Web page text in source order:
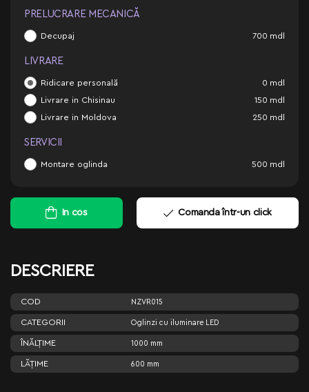
PRELUCRARE MECANICĂ
Decupaj 700 mdl
LIVRARE
Ridicare personală 0 mdl
Livrare in Chisinau 150 mdl
Livrare in Moldova 250 mdl
SERVICII
Montare oglinda 500 mdl
In cos Comanda într-un click
DESCRIERE
COD NZVR015
CATEGORII Oglinzi cu iluminare LED
ÎNĂLŢIME 1000 mm
LĂŢIME 600 mm